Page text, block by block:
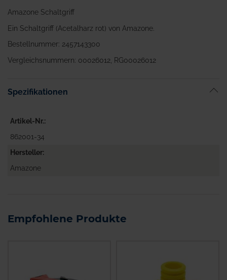
Amazone Schaltgriff
Ein Schaltgriff (Acetalharz rot) von Amazone.
Bestellnummer: 2457143300
Vergleichsnummern: 00026012, RG00026012
Spezifikationen
Artikel-Nr.
862001-34
Hersteller
Amazone
Empfohlene Produkte